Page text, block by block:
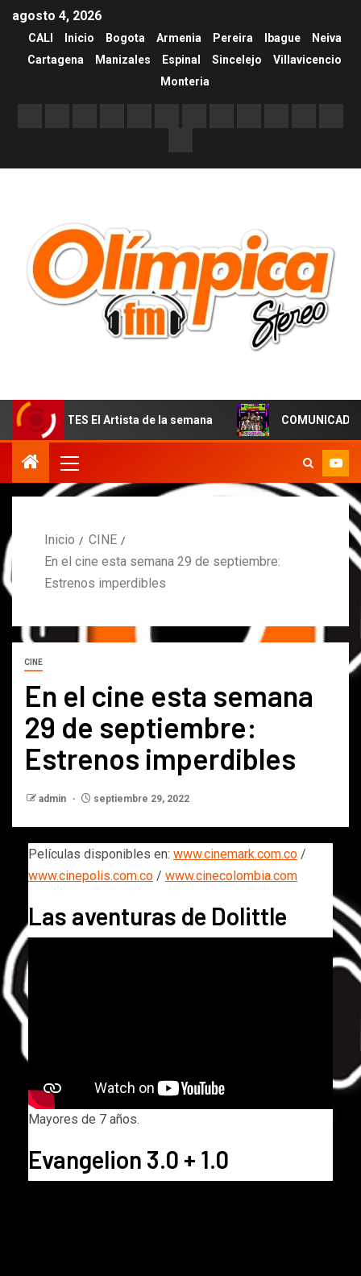
agosto 4, 2026
CALI Inicio Bogota Armenia Pereira Ibague
Neiva
Cartagena
Manizales Espinal Sincelejo
Villavicencio
Monteria
El Artista de la semana COMUNICADO DE
Inicio
CINE
En el cine esta semana 29 de septiembre:
Estrenos imperdibles
CINE
En el cine esta semana
29 de septiembre:
Estrenos imperdibles
admin septiembre 29, 2022
Películas disponibles en: www.cinemark.com.co /
www.cinepolis.com.co / www.cinecolombia.com
Las aventuras de Dolittle
Mayores de 7 años.
Evangelion 3.0 + 1.0